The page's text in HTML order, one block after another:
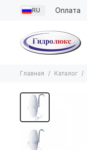
RU Оплата
Главная Каталог